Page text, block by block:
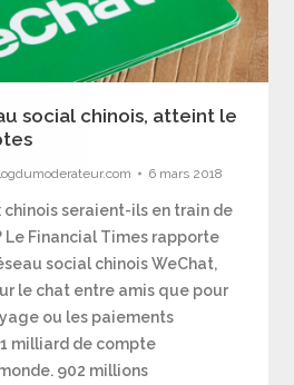
social chinois, atteint le
6 mars 2018
chinois seraient-ils en train de
Le Financial Times rapporte
social chinois WeChat,
le chat entre amis que pour
ou les paiements
milliard de compte
902 millions